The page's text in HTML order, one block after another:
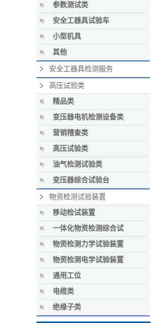
参数测试类
安全工器具试验车
小型机具
其他
安全工器具检测服务
高压试验类
精品类
变压器电机检测设备类
营销稽查类
高压试验类
油气检测试验类
变压器综合试验台
物资检测试验装置
移动检试装置
一体化物资检测综合试
物资检测力学试验装置
物资检测电学试验装置
通用工位
电缆类
绝缘子类